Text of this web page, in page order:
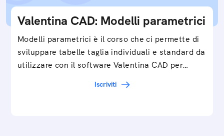
Valentina CAD: Modelli parametrici
Modelli parametrici è il corso che ci permette di
sviluppare tabelle taglia individuali e standard da
utilizzare con il software Valentina CAD per…
Iscriviti